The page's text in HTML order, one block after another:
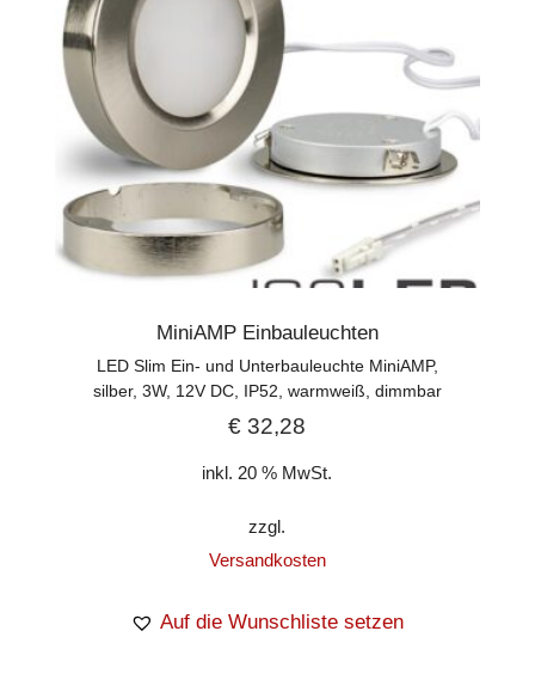
MiniAMP Einbauleuchten
LED Slim Ein- und Unterbauleuchte MiniAMP,
silber, 3W, 12V DC, IP52, warmweiß, dimmbar
€ 32,28
inkl. 20 % MwSt.
zzgl.
Versandkosten
Auf die Wunschliste setzen